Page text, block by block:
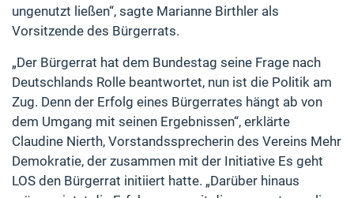
ungenutzt ließen“, sagte Marianne Birthler als
Vorsitzende des Bürgerrats.
„Der Bürgerrat hat dem Bundestag seine Frage nach
Deutschlands Rolle beantwortet, nun ist die Politik am
Zug. Denn der Erfolg eines Bürgerrates hängt ab von
dem Umgang mit seinen Ergebnissen“, erklärte
Claudine Nierth, Vorstandssprecherin des Vereins Mehr
Demokratie, der zusammen mit der Initiative Es geht
LOS den Bürgerrat initiiert hatte. „Darüber hinaus